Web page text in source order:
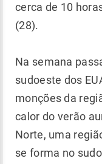
cerca de 10
(28).
Na semana
sudoeste dos
monções da
calor do verão
Norte, uma
se forma no